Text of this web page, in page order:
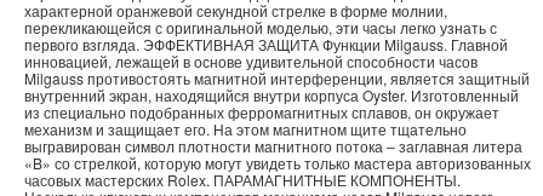
характерной оранжевой секундной стрелке в форме молнии,
перекликающейся с оригинальной моделью, эти часы легко узнать с
первого взгляда. ЭФФЕКТИВНАЯ ЗАЩИТА Функции Milgauss. Главной
инновацией, лежащей в основе удивительной способности часов
Milgauss противостоять магнитной интерференции, является защитный
внутренний экран, находящийся внутри корпуса Oyster. Изготовленный
из специально подобранных ферромагнитных сплавов, он окружает
механизм и защищает его. На этом магнитном щите тщательно
выгравирован символ плотности магнитного потока – заглавная литера
«B» со стрелкой, которую могут увидеть только мастера авторизованных
часовых мастерских Rolex. ПАРАМАГНИТНЫЕ КОМПОНЕНТЫ.